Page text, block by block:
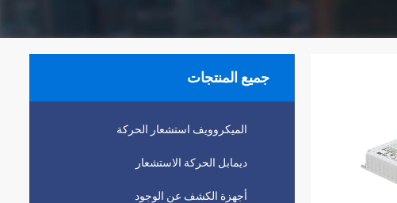
جميع المنتجات
الميكروويف استشعار الحركة
ديمابل الحركة الاستشعار
أجهزة الكشف عن الوجود